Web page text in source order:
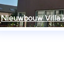
Nieuwbouw Villa